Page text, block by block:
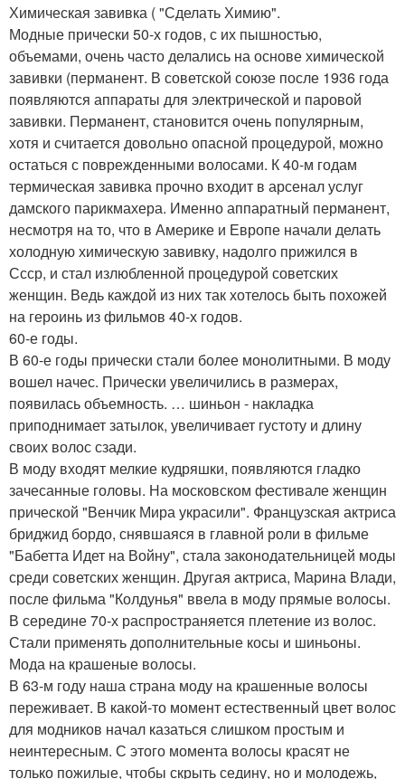
Химическая завивка ( "Сделать Химию".
Модные прически 50-х годов, с их пышностью,
объемами, очень часто делались на основе химической
завивки (перманент. В советской союзе после 1936 года
появляются аппараты для электрической и паровой
завивки. Перманент, становится очень популярным,
хотя и считается довольно опасной процедурой, можно
остаться с поврежденными волосами. К 40-м годам
термическая завивка прочно входит в арсенал услуг
дамского парикмахера. Именно аппаратный перманент,
несмотря на то, что в Америке и Европе начали делать
холодную химическую завивку, надолго прижился в
Ссср, и стал излюбленной процедурой советских
женщин. Ведь каждой из них так хотелось быть похожей
на героинь из фильмов 40-х годов.
60-е годы.
В 60-е годы прически стали более монолитными. В моду
вошел начес. Прически увеличились в размерах,
появилась объемность. … шиньон - накладка
приподнимает затылок, увеличивает густоту и длину
своих волос сзади.
В моду входят мелкие кудряшки, появляются гладко
зачесанные головы. На московском фестивале женщин
прической "Венчик Мира украсили". Французская актриса
бриджид бордо, снявшаяся в главной роли в фильме
"Бабетта Идет на Войну", стала законодательницей моды
среди советских женщин. Другая актриса, Марина Влади,
после фильма "Колдунья" ввела в моду прямые волосы.
В середине 70-х распространяется плетение из волос.
Стали применять дополнительные косы и шиньоны.
Мода на крашеные волосы.
В 63-м году наша страна моду на крашенные волосы
переживает. В какой-то момент естественный цвет волос
для модников начал казаться слишком простым и
неинтересным. С этого момента волосы красят не
только пожилые, чтобы скрыть седину, но и молодежь,